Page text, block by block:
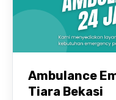
Ambulance
Tiara Bekasi